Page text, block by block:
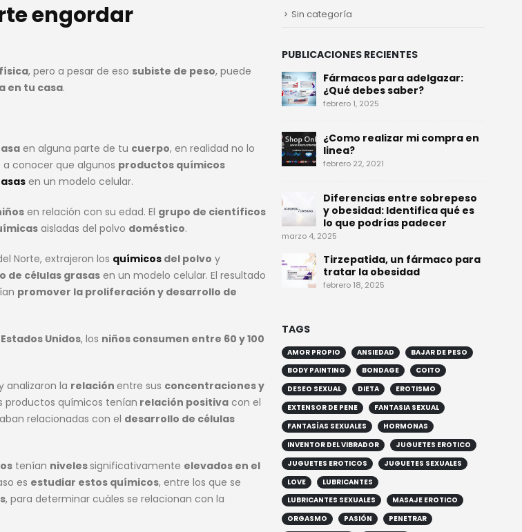
engordar
, pero a pesar de eso subiste de peso, puede
en tu casa.
en alguna parte de tu cuerpo, en realidad no lo
a conocer que algunos productos químicos
en un modelo celular.
en relación con su edad. El grupo de científicos
aisladas del polvo doméstico.
Norte, extrajeron los químicosdel polvo y
de células grasasen un modelo celular. El resultado
promover la proliferación y desarrollo de
Unidos, los niños consumen entre 60 y 100
analizaron la relación entre sus concentraciones y
productos químicos tenían relación positivacon el
relacionadas con el desarrollo de células
tenían niveles significativamente elevados en el
es estudiar estos químicos, entre los que se
, para determinar cuáles se relacionan con la
Sin categoría
PUBLICACIONES RECIENTES
Fármacos para adelgazar:
¿Qué debes saber?
febrero 1, 2025
¿Como realizar mi compra en
linea?
febrero 22, 2021
Diferencias entre sobrepeso
y obesidad: Identifica qué es
lo que podrías padecer
marzo 4, 2025
Tirzepatida, un fármaco para
tratar la obesidad
febrero 18, 2025
TAGS
AMOR PROPIO ANSIEDAD
BAJAR DE PESO
BODY PAINTING
BONDAGE
COITO
DESEO SEXUAL
DIETA
EROTISMO
EXTENSOR DE PENE
FANTASIA SEXUAL
FANTASÍAS SEXUALES
HORMONAS
INVENTOR DEL VIBRADOR
JUGUETES EROTICO
JUGUETES EROTICOS
JUGUETES SEXUALES
LOVE
LUBRICANTES
LUBRICANTES SEXUALES
MASAJE EROTICO
ORGASMO
PASIÓN
PENETRAR